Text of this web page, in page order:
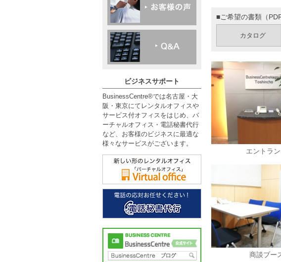
■ご希望の書類（
カタログ
エントラ
商談ブー
ビジネスサポート
BusinessCentre®では名古屋・大
阪・東京にてレンタルオフィスや
サービス付オフィスをはじめ、バ
ーチャルオフィス・電話秘書代行
など、お客様のビジネスに最適な
様々なサービスがございます。